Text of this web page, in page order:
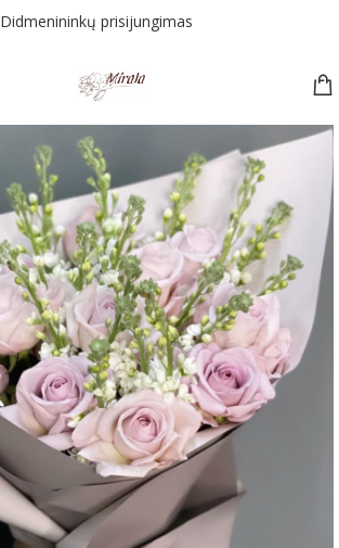
Didmenininkų prisijungimas